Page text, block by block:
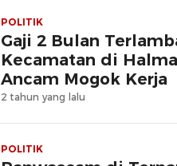
POLITIK
Gaji 2 Bulan
Kecamatan di
Ancam Mogok Kerja
2 tahun yang lalu
POLITIK